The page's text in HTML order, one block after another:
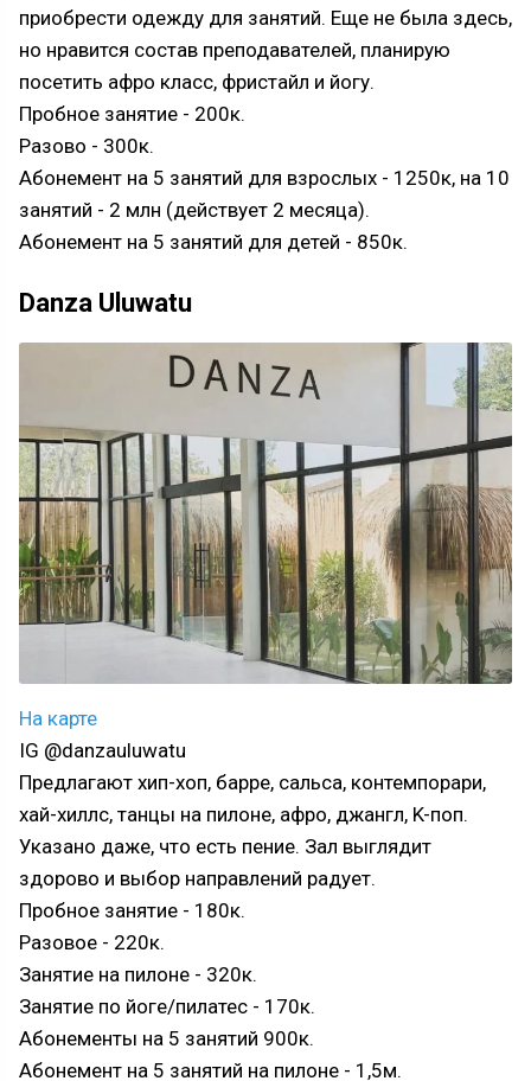
приобрести одежду для занятий. Еще не была здесь,
но нравится состав преподавателей, планирую
посетить афро класс, фристайл и йогу.
Пробное занятие - 200к.
Разово - 300к.
Абонемент на 5 занятий для взрослых - 1250к, на 10
занятий - 2 млн (действует 2 месяца).
Абонемент на 5 занятий для детей - 850к.
Danza Uluwatu
На карте
IG @danzauluwatu
Предлагают хип-хоп, барре, сальса, контемпорари,
хай-хиллс, танцы на пилоне, афро, джангл, K-поп.
Указано даже, что есть пение. Зал выглядит
здорово и выбор направлений радует.
Пробное занятие - 180к.
Разовое - 220к.
Занятие на пилоне - 320к.
Занятие по йоге/пилатес - 170к.
Абонементы на 5 занятий 900к.
Абонемент на 5 занятий на пилоне - 1,5м.